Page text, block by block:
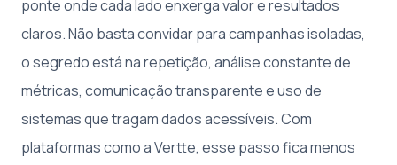
ponte onde cada lado enxerga valor e resultados
claros. Não basta convidar para campanhas isoladas,
o segredo está na repetição, análise constante de
métricas, comunicação transparente e uso de
sistemas que tragam dados acessíveis. Com
plataformas como a Vertte, esse passo fica menos